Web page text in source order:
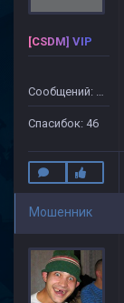
[CSDM] VIP
Сообщений: 499
Спасибок: 46
Мошенник